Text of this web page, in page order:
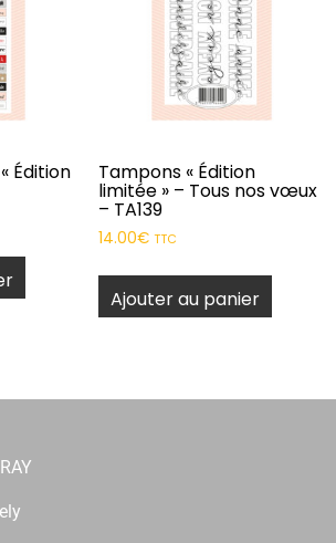
Édition Tampons « Édition
limitée » – Tous nos vœux
– TA139
14.00€ TTC
Ajouter au panier